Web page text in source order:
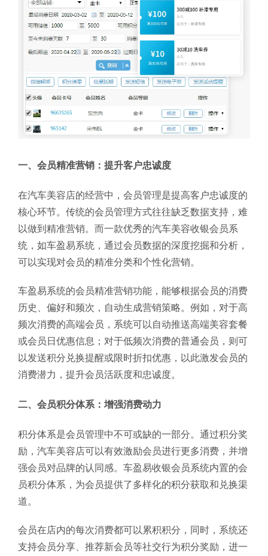
一、会员精准营销：提升客户忠诚度
在汽车美容店的经营中，会员管理是提高客户忠诚度的
核心环节。传统的会员管理方式往往缺乏数据支持，难
以做到精准营销。而一款优秀的汽车美容收银会员系
统，如车盈易系统，通过会员数据的深度挖掘和分析，
可以实现对会员的精准分类和个性化营销。
车盈易系统的会员精准营销功能，能够根据会员的消费
历史、偏好和频次，自动生成营销策略。例如，对于高
频次消费的高端会员，系统可以自动推送高端美容套餐
或会员日优惠信息；对于低频次消费的普通会员，则可
以发送积分兑换提醒或限时折扣优惠，以此激发会员的
消费潜力，提升会员活跃度和忠诚度。
二、会员积分体系：增强消费动力
积分体系是会员管理中不可或缺的一部分。通过积分奖
励，汽车美容店可以有效激励会员进行更多消费，并增
强会员对品牌的认同感。车盈易收银会员系统内置的会
员积分体系，为会员提供了多样化的积分获取和兑换渠
道。
会员在店内的每次消费都可以累积积分，同时，系统还
支持会员分享、推荐新会员等社交行为积分奖励，进一